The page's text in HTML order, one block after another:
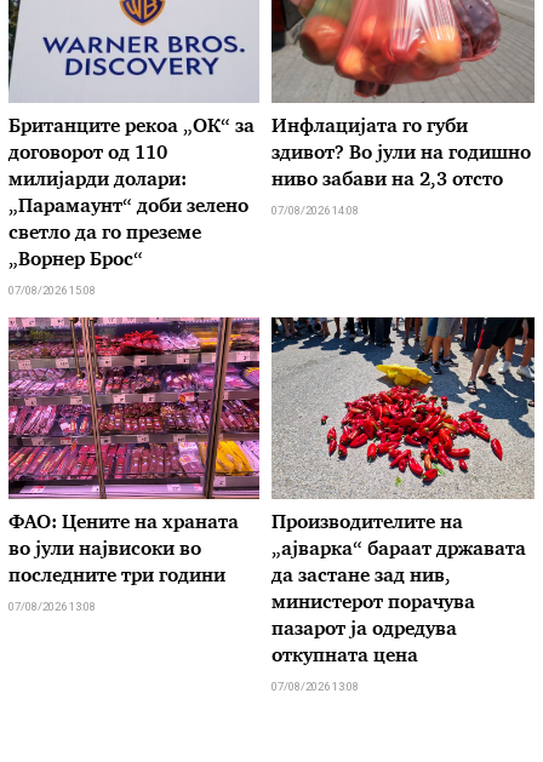
Британците рекоа „ОК“ за
договорот од 110
милијарди долари:
„Парамаунт“ доби зелено
светло да го преземе
„Ворнер Брос“
07/08/2026 15:08
Инфлацијата го губи
здивот? Во јули на годишно
ниво забави на 2,3 отсто
07/08/2026 14:08
ФАО: Цените на храната
во јули највисоки во
последните три години
07/08/2026 13:08
Производителите на
„ајварка“ бараат државата
да застане зад нив,
министерот порачува
пазарот ја одредува
откупната цена
07/08/2026 13:08